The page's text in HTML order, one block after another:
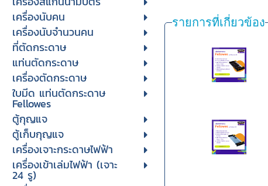
เครื่องนับคน
เครื่องนับจํานวนคน
ที่ตัดกระดาษ
แท่นตัดกระดาษ
เครื่องตัดกระดาษ
ใบมีด แท่นตัดกระดาษ
Fellowes
ตู้กุญแจ
ตู้เก็บกุญแจ
เครื่องเจาะกระดาษไฟฟ้า
เครื่องเข้าเล่มไฟฟ้า (เจาะ
24 รู)
รายการที่เกี่ยวข้อง